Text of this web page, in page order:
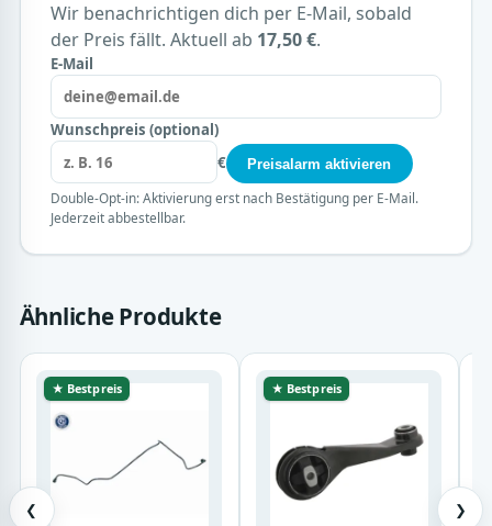
Wir benachrichtigen dich per E-Mail, sobald
der Preis fällt. Aktuell ab 17,50 €.
E-Mail
Wunschpreis (optional)
€
Preisalarm aktivieren
Double-Opt-in: Aktivierung erst nach Bestätigung per E-Mail.
Jederzeit abbestellbar.
Ähnliche Produkte
❮
★ Bestpreis ★ Bestpreis
❯